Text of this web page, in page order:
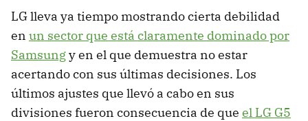
LG lleva ya tiempo mostrando cierta debilidad
en un sector que está claramente dominado por
Samsungy en el que demuestra no estar
acertando con sus últimas decisiones. Los
últimos ajustes que llevó a cabo en sus
divisiones fueron consecuencia de que el LG G5